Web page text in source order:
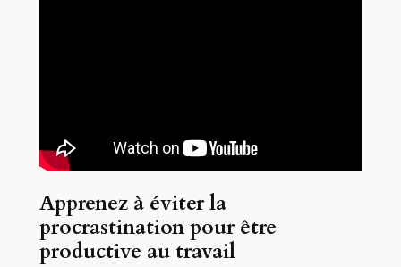
Apprenez à éviter la
procrastination pour être
productive au travail